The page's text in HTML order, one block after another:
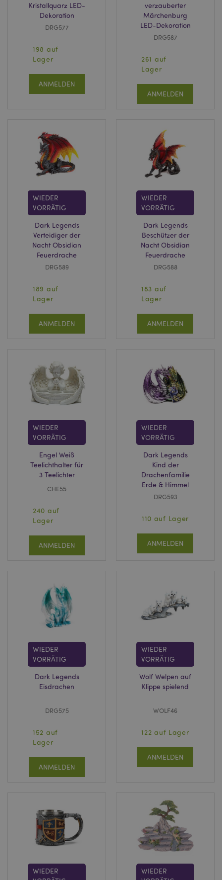
Kristallquarz LED-
Dekoration
DRG577
198 auf
Lager
ANMELDEN
verzauberter
Märchenburg
LED-Dekoration
DRG587
261 auf
Lager
ANMELDEN
WIEDER
VORRÄTIG
Dark Legends
Verteidiger der
Nacht Obsidian
Feuerdrache
DRG589
189 auf
Lager
ANMELDEN
WIEDER
VORRÄTIG
Dark Legends
Beschützer der
Nacht Obsidian
Feuerdrache
DRG588
183 auf
Lager
ANMELDEN
WIEDER
VORRÄTIG
Engel Weiß
Teelichthalter für
3 Teelichter
CHE55
240 auf
Lager
ANMELDEN
WIEDER
VORRÄTIG
Dark Legends
Kind der
Drachenfamilie
Erde & Himmel
DRG593
110 auf Lager
ANMELDEN
WIEDER
VORRÄTIG
Dark Legends
Eisdrachen
DRG575
152 auf
Lager
ANMELDEN
WIEDER
VORRÄTIG
Wolf Welpen auf
Klippe spielend
WOLF46
122 auf Lager
ANMELDEN
WIEDER
WIEDER